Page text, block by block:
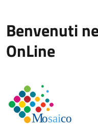
Benvenuti
OnLine